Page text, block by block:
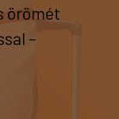
örömét
–